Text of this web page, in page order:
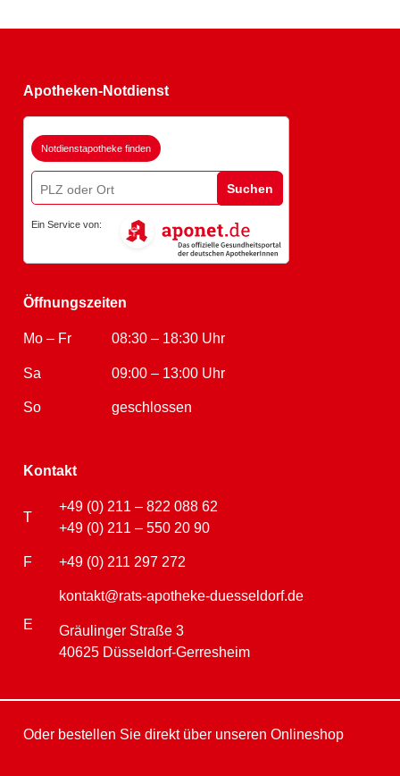
Öffnungszeiten
Mo – Fr 08:30 – 18:30 Uhr
Sa 09:00 – 13:00 Uhr
So geschlossen
Kontakt
T
+49 (0) 211 – 822 088 62
+49 (0) 211 – 550 20 90
F +49 (0) 211 297 272
E
kontakt@rats-apotheke-duesseldorf.de
Gräulinger Straße 3
40625 Düsseldorf-Gerresheim
Apotheken-Notdienst
Notdienstapotheke finden
Suchen
Ein Service von:
Oder bestellen Sie direkt über unseren Onlineshop